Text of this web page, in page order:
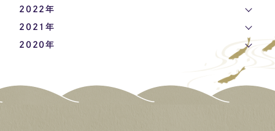
2022年
2021年
2020年